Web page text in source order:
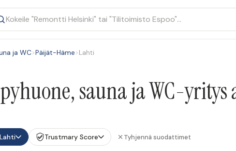
ja WC>Päijät-Häme>Lahti
sauna ja WC-
Lahti Trustmary Score Tyhjennä suodattimet